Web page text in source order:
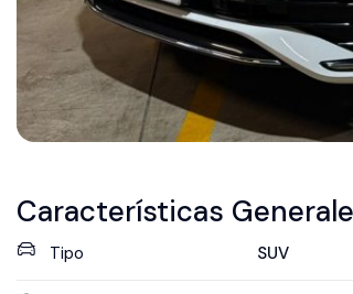
Características
Tipo SUV